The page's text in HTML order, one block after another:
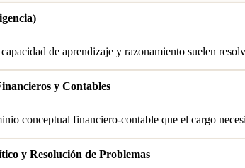
de aprendizaje y razonamiento suelen
y Contables
conceptual financiero-contable que el cargo
y Resolución de Problemas